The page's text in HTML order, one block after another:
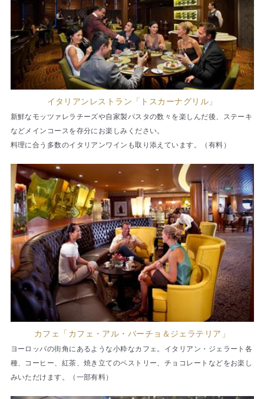
イタリアンレストラン「トスカーナグリル」
新鮮なモッツァレラチーズや自家製パスタの数々を楽しんだ後、ステーキ
などメインコースを存分にお楽しみください。
料理に合う多数のイタリアンワインも取り添えています。（有料）
カフェ「カフェ・アル・バーチョ＆ジェラテリア」
ヨーロッパの街角にあるような小粋なカフェ。イタリアン・ジェラート各
種、コーヒー、紅茶、焼き立てのペストリー、チョコレートなどをお楽し
みいただけます。（一部有料）